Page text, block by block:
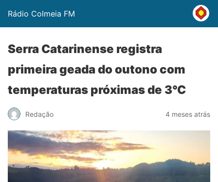
Rádio Colmeia FM
Serra Catarinense registra
primeira geada do outono com
temperaturas próximas de 3°C
Redação 4 meses atrás